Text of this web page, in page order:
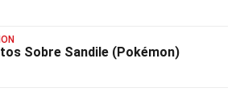
Sobre Sandile (Pokémon)